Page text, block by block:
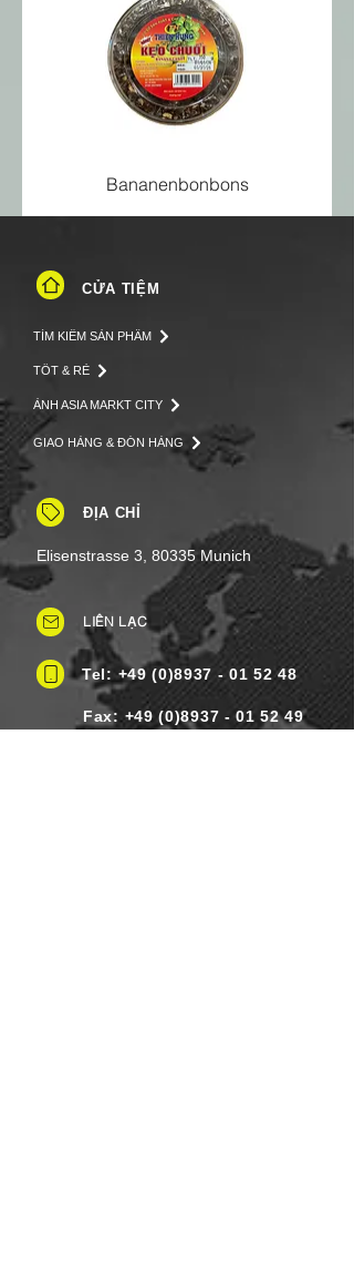
Bananenbonbons
CỬA TIỆM
TÌM KIẾM SẢN PHẨM
TỐT & RẺ
ẢNH ASIA MARKT CITY
GIAO HÀNG & ĐÓN HÀNG
ĐỊA CHỈ
Elisenstrasse 3, 80335 Munich
LIÊN LẠC
Tel: +49 (0)8937 - 01 52 48
Fax: +49 (0)8937 - 01 52 49